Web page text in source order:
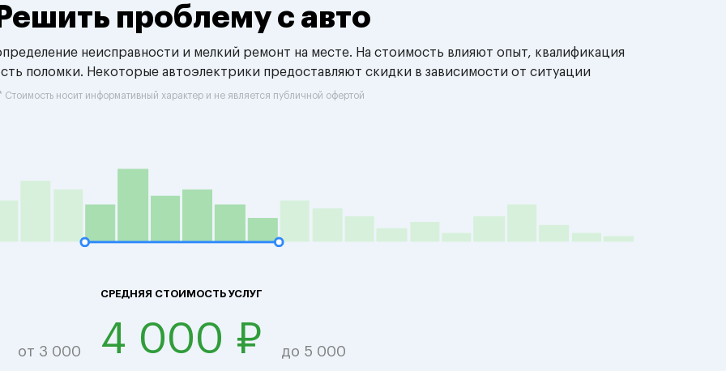
Решить проблему с авто
неисправности и мелкий ремонт на месте. На стоимость влияют опыт, квалификация
поломки. Некоторые автоэлектрики предоставляют скидки в зависимости от ситуации
Стоимость носит информативный характер и не является публичной офертой
СРЕДНЯЯ СТОИМОСТЬ УСЛУГ
от 3 000 4 000 ₽ до 5 000